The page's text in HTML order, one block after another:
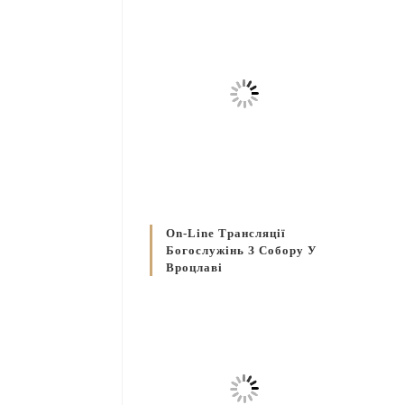
On-Line Трансляції
Богослужінь З Собору У
Вроцлаві